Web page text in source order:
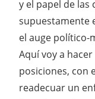
y el papel de las
supuestamente
el auge político-
Aquí voy a
posiciones, con
readecuar un